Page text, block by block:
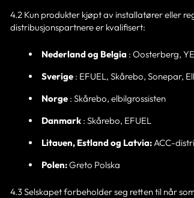
4.2 Kun produkter kjøpt av installatører eller
distribusjonspartnere er kvalifisert:
Nederland og Belgia : Oosterberg,
Sverige : EFUEL, Skårebo, Sonepar,
Norge : Skårebo, elbilgrossisten
Danmark : Skårebo, EFUEL
Litauen, Estland og Latvia:ACC-
Polen:Greto Polska
4.3 Selskapet forbeholder seg retten til når